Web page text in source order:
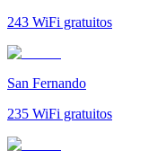
243 WiFi gratuitos
San Fernando
235 WiFi gratuitos